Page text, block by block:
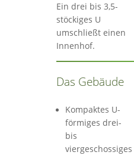
Ein drei bis 3,5-
stöckiges U
umschließt einen
Innenhof.
Das Gebäude
Kompaktes U-
förmiges drei-
bis
viergeschossiges